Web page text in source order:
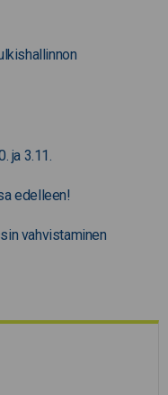
ja 3.11.
edelleen!
vahvistaminen